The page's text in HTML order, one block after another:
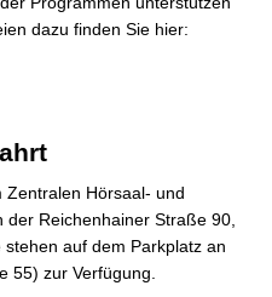
dazu finden Sie hier:
Zentralen Hörsaal- und
der Reichenhainer Straße 90,
auf dem Parkplatz an
55) zur Verfügung.